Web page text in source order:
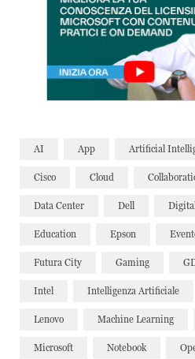
AI App Artificial
Cisco Cloud
Data Center Dell
Education Epson
Futura City Gaming
Intel Intelligenza Artificiale
Lenovo Machine Learning
Microsoft Notebook